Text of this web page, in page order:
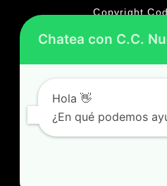
Copyright
Terminos y
Queremos
Aviso de
Tratamiento
Gestión
Chatea con C.C.
Hola 👋
¿En qué podemos